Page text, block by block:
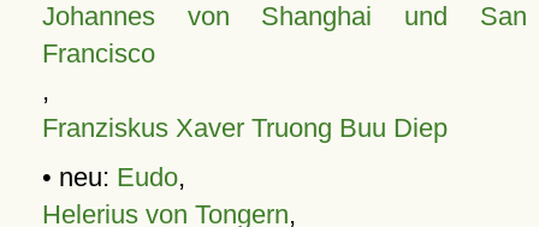
Johannes von Shanghai und San
Francisco
,
Franziskus Xaver Truong Buu Diep
• neu: Eudo,
Helerius von Tongern,